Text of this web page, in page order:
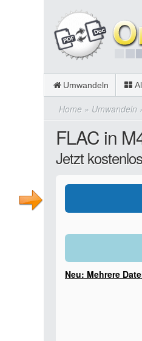
Umwandeln
Home » Umwandeln
FLAC in
Jetzt
Neu: Mehrere